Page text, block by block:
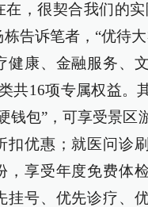
在，很契合我们的
告诉笔者，“优待
健康、金融服务、
共16项专属权益。
钱包”，可享受景区
扣优惠；就医问诊
，享受年度免费体
挂号、优先诊疗、